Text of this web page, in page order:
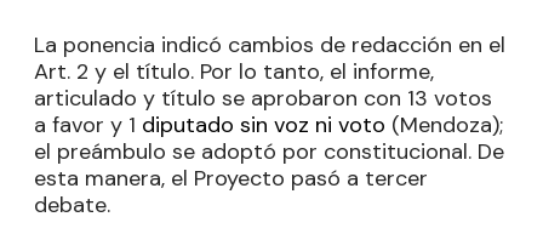
La ponencia indicó cambios de redacción en el
Art. 2 y el título. Por lo tanto, el informe,
articulado y título se aprobaron con 13 votos
a favor y 1 diputado sin voz ni voto (Mendoza);
el preámbulo se adoptó por constitucional. De
esta manera, el Proyecto pasó a tercer
debate.